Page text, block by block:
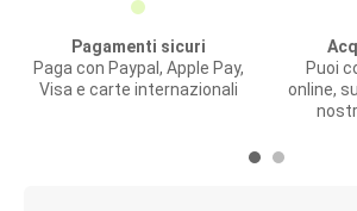
Pagamenti sicuri
Paga con Paypal, Apple Pay,
Visa e carte internazionali
Puoi
online,